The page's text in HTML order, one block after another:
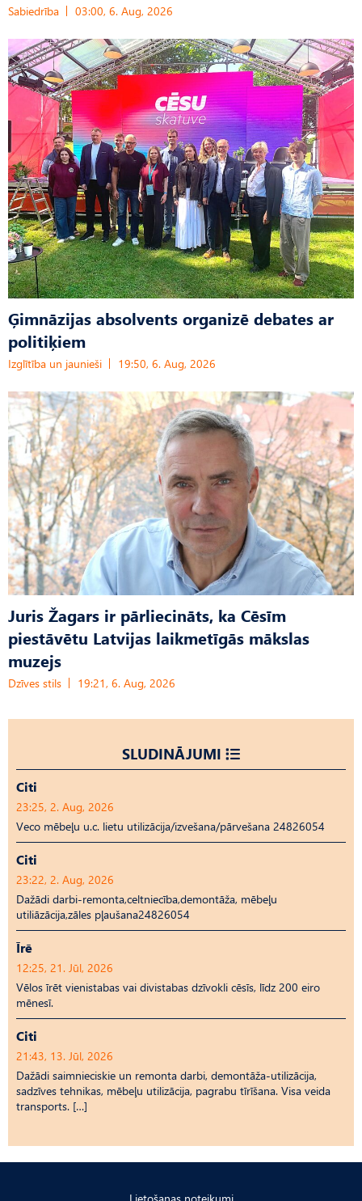
Sabiedrība 03:00, 6. Aug, 2026
Ģimnāzijas absolvents organizē debates ar
politiķiem
Izglītība un jaunieši 19:50, 6. Aug, 2026
Juris Žagars ir pārliecināts, ka Cēsīm
piestāvētu Latvijas laikmetīgās mākslas
muzejs
Dzīves stils 19:21, 6. Aug, 2026
SLUDINĀJUMI
Citi
23:25, 2. Aug, 2026
Veco mēbeļu u.c. lietu utilizācija/izvešana/pārvešana 24826054
Citi
23:22, 2. Aug, 2026
Dažādi darbi-remonta,celtniecība,demontāža, mēbeļu
utiliāzācija,zāles pļaušana24826054
Īrē
12:25, 21. Jūl, 2026
Vēlos īrēt vienistabas vai divistabas dzīvokli cēsīs, līdz 200 eiro
mēnesī.
Citi
21:43, 13. Jūl, 2026
Dažādi saimnieciskie un remonta darbi, demontāža-utilizācija,
sadzīves tehnikas, mēbeļu utilizācija, pagrabu tīrīšana. Visa veida
transports. […]